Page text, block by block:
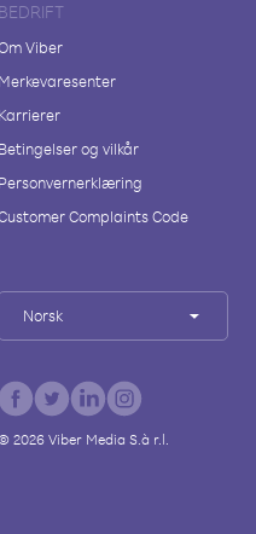
BEDRIFT
Viber
Merkevaresenter
Karrierer
Betingelser og vilkår
Personvernerklæring
Complaints Code
Norsk
2026Viber Media S.à r.l.